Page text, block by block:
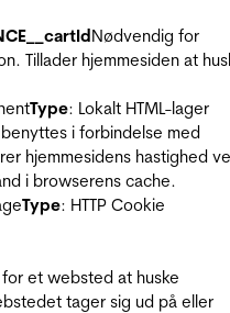
Nødvendig for
Tillader hjemmesiden at
Type: Lokalt HTML-lager
i forbindelse med
hjemmesidens hastighed
i browserens cache.
Type: HTTP Cookie
et websted at huske
tager sig ud på eller